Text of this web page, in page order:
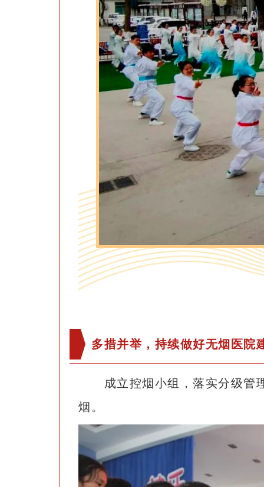
多措并举，持续做好无烟医院
成立控烟小组，落实分级管
烟。